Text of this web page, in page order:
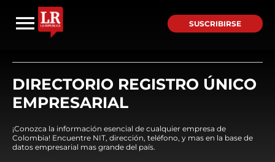
SUSCRIBIRSE
DIRECTORIO REGISTRO ÚNICO
EMPRESARIAL
¡Conozca la información esencial de cualquier empresa de
Colombia! Encuentre NIT, dirección, teléfono, y mas en la base de
datos empresarial mas grande del país.